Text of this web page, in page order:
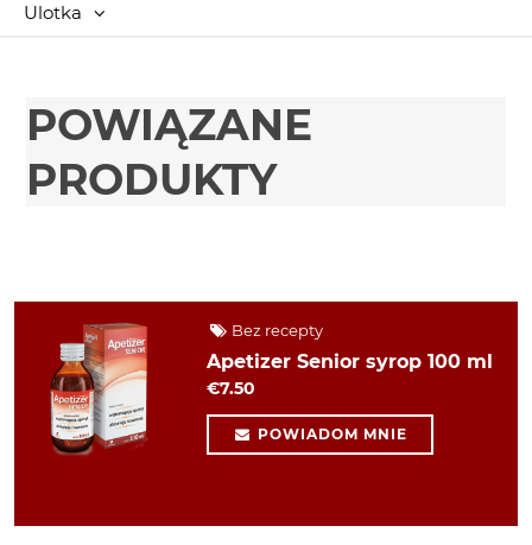
Ulotka
POWIĄZANE
PRODUKTY
Bez recepty
Apetizer Senior syrop 100 ml
€7.50
POWIADOM MNIE